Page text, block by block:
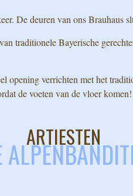
De deuren van ons Brauhaus
traditionele Bayerische
verrichten met het
de voeten van de vloer
ARTIESTEN